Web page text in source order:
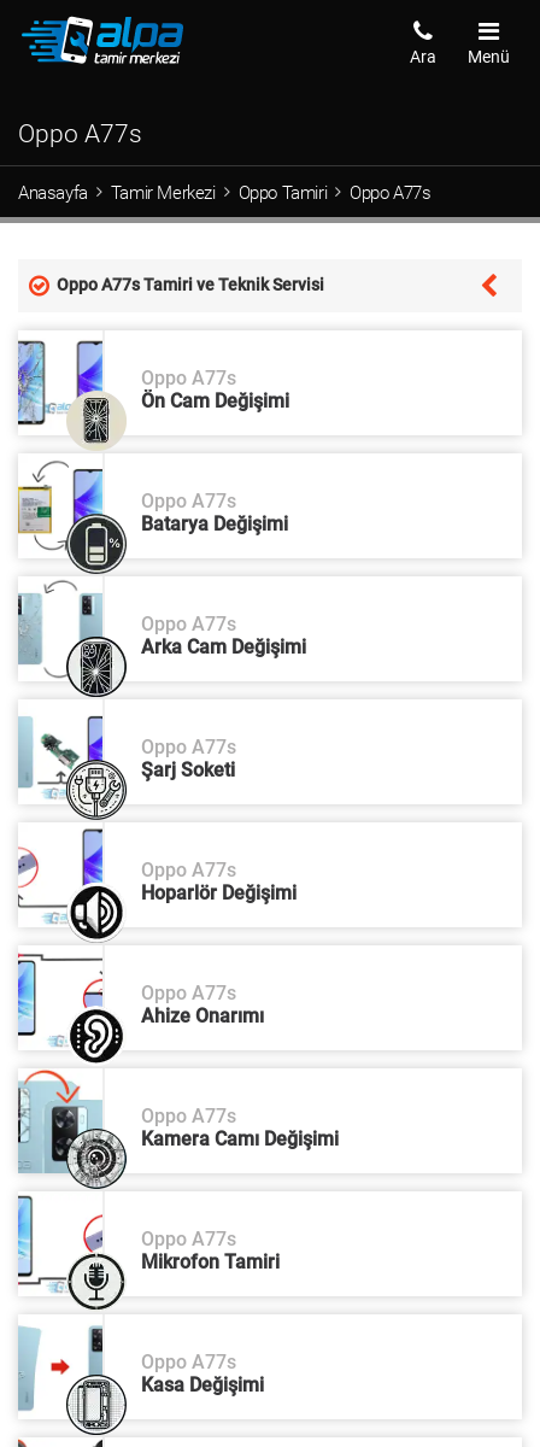
Menü
Ara
Oppo A77s
Anasayfa Tamir Merkezi Oppo Tamiri Oppo A77s
Oppo A77s Tamiri ve Teknik Servisi
Oppo A77s
Ön Cam Değişimi
Oppo A77s
Batarya Değişimi
Oppo A77s
Arka Cam Değişimi
Oppo A77s
Şarj Soketi
Oppo A77s
Hoparlör Değişimi
Oppo A77s
Ahize Onarımı
Oppo A77s
Kamera Camı Değişimi
Oppo A77s
Mikrofon Tamiri
Oppo A77s
Kasa Değişimi